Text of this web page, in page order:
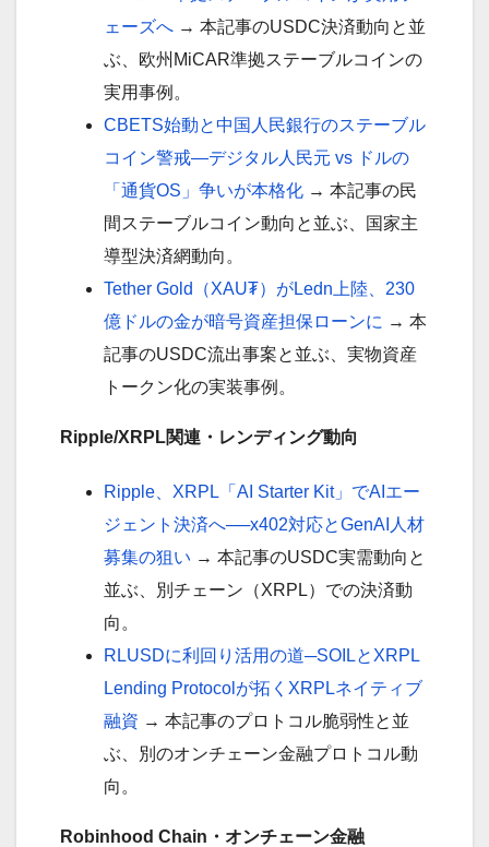
ェーズへ → 本記事のUSDC決済動向と並
ぶ、欧州MiCAR準拠ステーブルコインの
実用事例。
CBETS始動と中国人民銀行のステーブル
コイン警戒—デジタル人民元 vs ドルの
「通貨OS」争いが本格化 → 本記事の民
間ステーブルコイン動向と並ぶ、国家主
導型決済網動向。
Tether Gold（XAU₮）がLedn上陸、230
億ドルの金が暗号資産担保ローンに → 本
記事のUSDC流出事案と並ぶ、実物資産
トークン化の実装事例。
Ripple/XRPL関連・レンディング動向
Ripple、XRPL「AI Starter Kit」でAIエー
ジェント決済へ──x402対応とGenAI人材
募集の狙い → 本記事のUSDC実需動向と
並ぶ、別チェーン（XRPL）での決済動
向。
RLUSDに利回り活用の道─SOILとXRPL
Lending Protocolが拓くXRPLネイティブ
融資 → 本記事のプロトコル脆弱性と並
ぶ、別のオンチェーン金融プロトコル動
向。
Robinhood Chain・オンチェーン金融